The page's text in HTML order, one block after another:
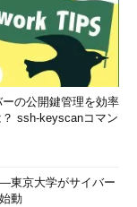
の公開鍵管理を効率
ssh-keyscanコマン
東京大学がサイバー
動